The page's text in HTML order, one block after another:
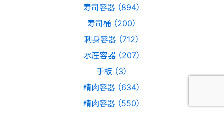
寿司容器 （894）
寿司桶 （200）
刺身容器 （712）
水産容器 （207）
手板 （3）
精肉容器 （634）
精肉容器 （550）